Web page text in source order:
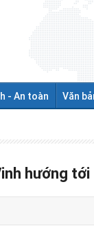
- An toàn Văn
hướng